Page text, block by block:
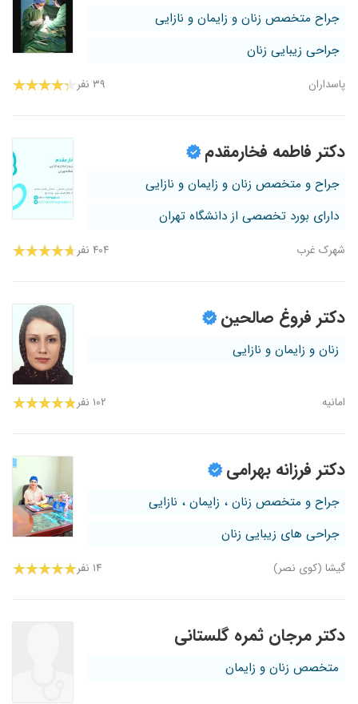
جراح متخصص زنان و زایمان و نازایی
جراحی زیبایی زنان
پاسداران ۳۹ نفر
دکتر فاطمه فخارمقدم
جراح و متخصص زنان و زایمان و نازایی
دارای بورد تخصصی از دانشگاه تهران
شهرک غرب ۴۰۴ نفر
دکتر فروغ صالحین
زنان و زایمان و نازایی
امانیه ۱۰۲ نفر
دکتر فرزانه بهرامی
جراح و متخصص زنان ، زایمان ، نازایی
جراحی های زیبایی زنان
گیشا (کوی نصر) ۱۴ نفر
دکتر مرجان ثمره گلستانی
متخصص زنان و زایمان